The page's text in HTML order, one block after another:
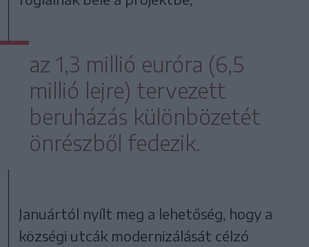
az 1,3 millió euróra (6,5
millió lejre) tervezett
beruházás különbözetét
önrészből fedezik.
Januártól nyílt meg a lehetőség, hogy a
községi utcák modernizálását célzó